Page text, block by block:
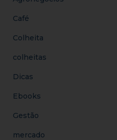
Café
Colheita
colheitas
Dicas
Ebooks
Gestão
mercado